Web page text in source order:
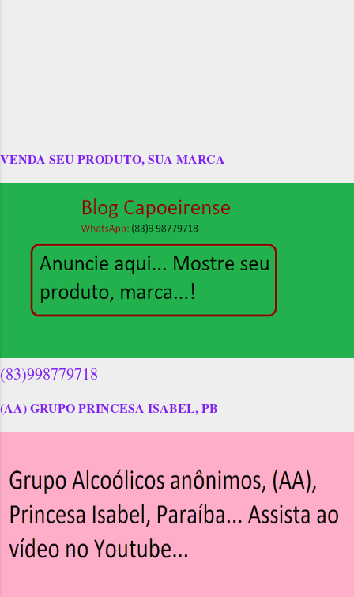
VENDA SEU PRODUTO, SUA MARCA
(83)998779718
(AA) GRUPO PRINCESA ISABEL, PB